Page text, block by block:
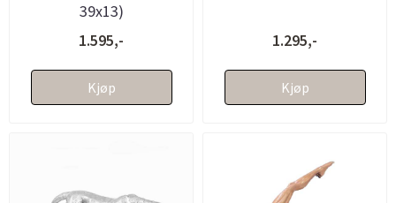
39x13)
1.595,-
Kjøp
1.295,-
Kjøp